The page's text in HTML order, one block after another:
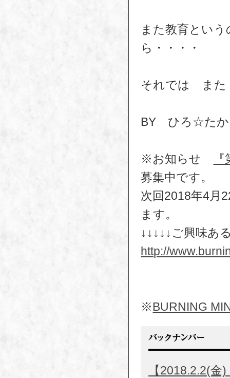
また教育とい
ら・・・・
それでは また
BY ひろ☆たか
※お知らせ
募集中です。
次回2018年4月
ます。
↓↓↓↓↓ご興味あ
http://
※BURNING
【2018.2.2(